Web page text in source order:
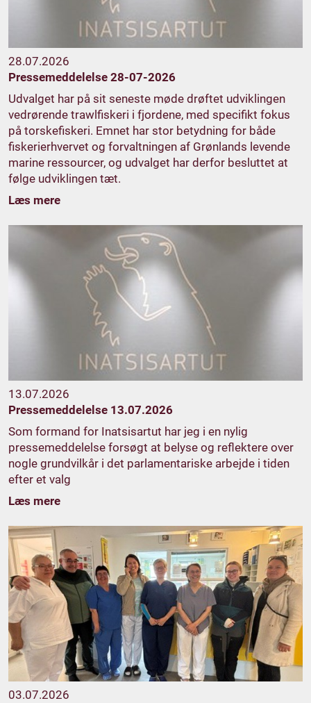
28.07.2026
Pressemeddelelse 28-07-2026
Udvalget har på sit seneste møde drøftet udviklingen
vedrørende trawlfiskeri i fjordene, med specifikt fokus
på torskefiskeri. Emnet har stor betydning for både
fiskerierhvervet og forvaltningen af Grønlands levende
marine ressourcer, og udvalget har derfor besluttet at
følge udviklingen tæt.
Læs mere
13.07.2026
Pressemeddelelse 13.07.2026
Som formand for Inatsisartut har jeg i en nylig
pressemeddelelse forsøgt at belyse og reflektere over
nogle grundvilkår i det parlamentariske arbejde i tiden
efter et valg
Læs mere
03.07.2026